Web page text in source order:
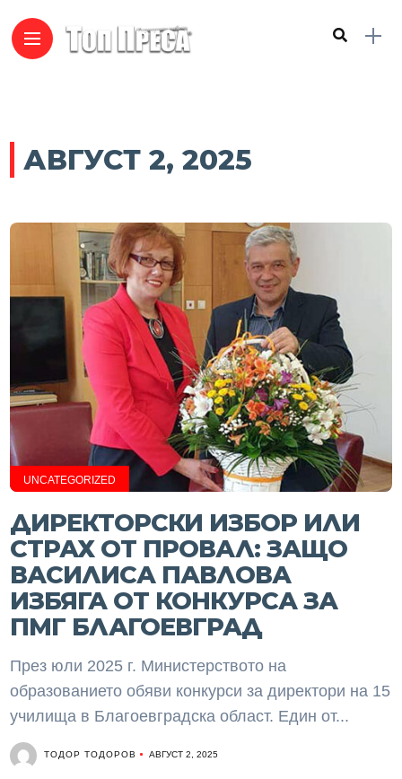
АВГУСТ 2, 2025
UNCATEGORIZED
ДИРЕКТОРСКИ ИЗБОР ИЛИ
СТРАХ ОТ ПРОВАЛ: ЗАЩО
ВАСИЛИСА ПАВЛОВА
ИЗБЯГА ОТ КОНКУРСА ЗА
ПМГ БЛАГОЕВГРАД
През юли 2025 г. Министерството на
образованието обяви конкурси за директори на 15
училища в Благоевградска област. Един от...
ТОДОР ТОДОРОВ АВГУСТ 2, 2025